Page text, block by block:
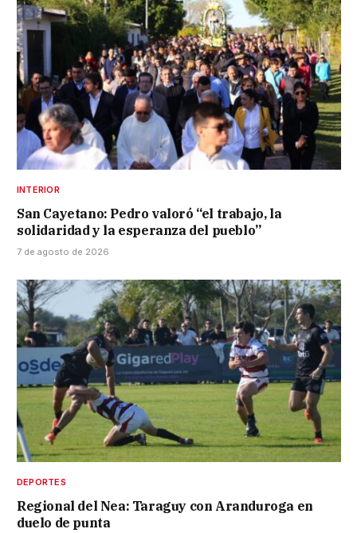
INTERIOR
San Cayetano: Pedro valoró “el trabajo, la
solidaridad y la esperanza del pueblo”
7 de agosto de 2026
DEPORTES
Regional del Nea: Taraguy con Aranduroga en
duelo de punta